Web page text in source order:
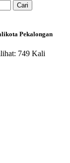
Cari
Pekalongan
749 Kali